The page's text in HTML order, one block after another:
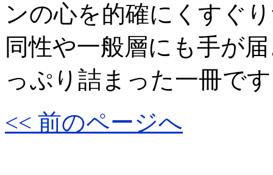
ンの心を的確にくすぐ
同性や一般層にも手が
っぷり詰まった一冊で
<< 前のページへ